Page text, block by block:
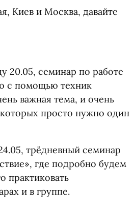
Киев и Москва, давайте
20.05, семинар по работе
с помощью техник
важная тема, и очень
просто нужно один
трёдневный семинар
где подробно будем
практиковать
и в группе.